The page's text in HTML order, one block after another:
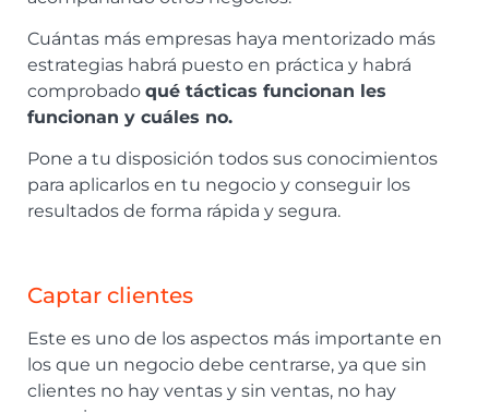
Cuántas más empresas haya mentorizado más
estrategias habrá puesto en práctica y habrá
comprobado qué tácticas funcionan les
funcionan y cuáles no.
Pone a tu disposición todos sus conocimientos
para aplicarlos en tu negocio y conseguir los
resultados de forma rápida y segura.
Captar clientes
Este es uno de los aspectos más importante en
los que un negocio debe centrarse, ya que sin
clientes no hay ventas y sin ventas, no hay